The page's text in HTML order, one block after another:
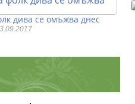
дива се омъжва днес